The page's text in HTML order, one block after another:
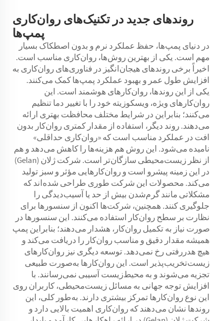
روند‌های جدید در تکنیک‌های روان‌کاری
پمپ‌ها
در دنیای پمپ‌ها، حفظ عملکرد نرم و بدون اصطکاک بسیار
مهم است. یکی از بهترین روش‌ها، روان‌کاری مناسب است.
اخیراً برخی روندهای هیجان‌انگیز در فناوری‌های روان‌کاری به
افزایش طول عمر و بهبود عملکرد پمپ‌ها کمک می‌کنند.
یکی از این روندها، روان‌کارهای هوشمند است. این
روان‌کارهای ویژه، ویسکوزیته خود را با تغییر دما تنظیم
می‌کنند؛ بنابراین در شرایط مختلف محافظت بهتری ارائه
می‌دهند. روند دیگر، استفاده از مقدار کمتری روان‌کار بدون
افت در عملکرد مناسب است که «روان‌کاری حداقلی»
نامیده می‌شود. این روش هم هزینه‌ها را کاهش می‌دهد و هم
از نظر زیست‌محیطی سازگان‌تر است. شرکت ژلان (Gelan)
در این زمینه پیشرو است و روان‌کارهایی مؤثر و سبز تولید
می‌کند. محصولات این شرکت طوری طراحی شده‌اند که
مشکلاتی مانند گرم‌شدن بیش از حد یا آسیب‌دیدگی را
جلوگیری کنند. همچنین، شرکت‌ها اکنون از سنسورها برای
نظارت بر سطح روان‌کار استفاده می‌کنند. این سنسورها در
صورت نیاز به تکمیل روان‌کار، هشدار می‌دهند؛ بنابراین پمپ
همیشه مقدار دقیق و مناسب روان‌کار را دریافت می‌کند و
هیچ هدررفتی رخ نمی‌دهد. توسعه دیگری نیز روان‌کارهای
زیست‌تخریب‌پذیر است. این روان‌کارها به‌صورت طبیعی
تجزیه می‌شوند و به محیط‌زیست آسیبی نمی‌رسانند. با
افزایش توجه جهانی به مسائل زیست‌محیطی، کاربران روی
این نوع روان‌کارها تمرکز بیشتری دارند. به‌طور کلی، این
روندها نشان می‌دهند که روان‌کاری اهمیت بالایی دارد و